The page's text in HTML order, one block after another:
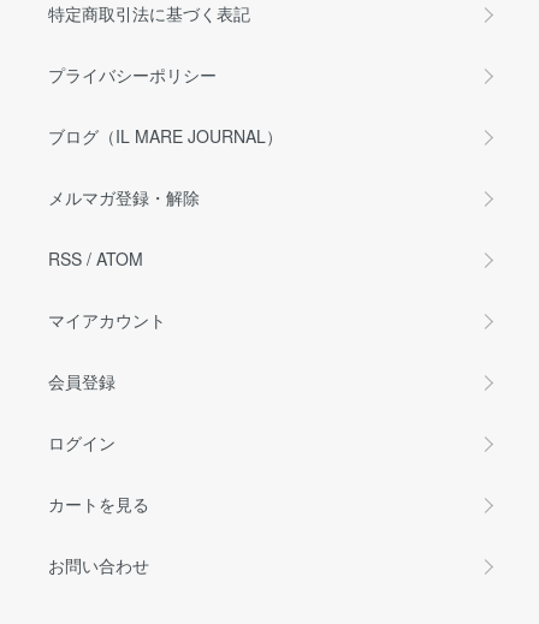
特定商取引法に基づく表記
プライバシーポリシー
ブログ（IL MARE JOURNAL）
メルマガ登録・解除
RSS / ATOM
マイアカウント
会員登録
ログイン
カートを見る
お問い合わせ